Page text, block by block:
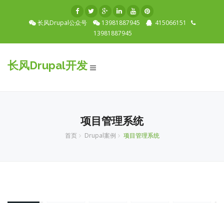
长风Drupal公众号 13981887945
415066151
13981887945
长风Drupal开发 Toggle
项目管理系统
首页 Drupal案例 项目管理系统